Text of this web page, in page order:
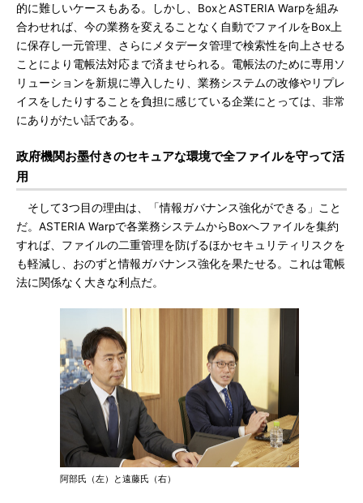
的に難しいケースもある。しかし、BoxとASTERIA Warpを組み
合わせれば、今の業務を変えることなく自動でファイルをBox上
に保存し一元管理、さらにメタデータ管理で検索性を向上させる
ことにより電帳法対応まで済ませられる。電帳法のために専用ソ
リューションを新規に導入したり、業務システムの改修やリプレ
イスをしたりすることを負担に感じている企業にとっては、非常
にありがたい話である。
政府機関お墨付きのセキュアな環境で全ファイルを守って活
用
そして3つ目の理由は、「情報ガバナンス強化ができる」こと
だ。ASTERIA Warpで各業務システムからBoxへファイルを集約
すれば、ファイルの二重管理を防げるほかセキュリティリスクを
も軽減し、おのずと情報ガバナンス強化を果たせる。これは電帳
法に関係なく大きな利点だ。
阿部氏（左）と遠藤氏（右）